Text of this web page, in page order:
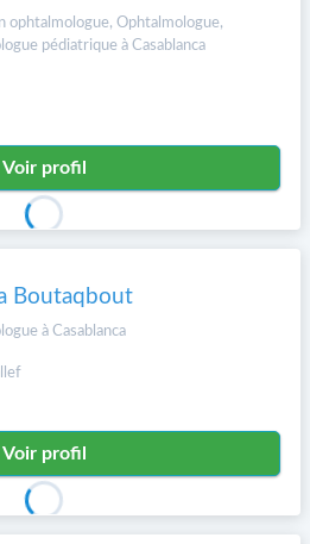
ophtalmologue, Ophtalmologue,
pédiatrique à Casablanca
Voir profil
Boutaqbout
à Casablanca
Voir profil